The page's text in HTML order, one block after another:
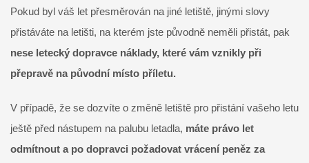
Pokud byl váš let přesměrován na jiné letiště, jinými slovy
přistáváte na letišti, na kterém jste původně neměli přistát, pak
nese letecký dopravce náklady, které vám vznikly při
přepravě na původní místo příletu.
V případě, že se dozvíte o změně letiště pro přistání vašeho letu
ještě před nástupem na palubu letadla, máte právo let
odmítnout a po dopravci požadovat vrácení peněz za